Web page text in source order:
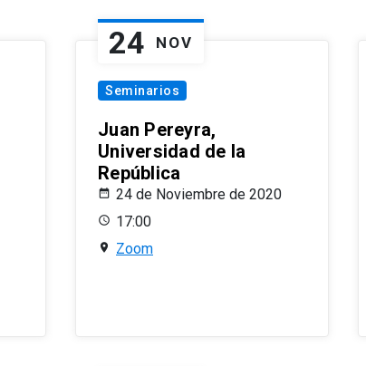
24 NOV
Seminarios
Juan Pereyra,
Universidad de la
República
24 de Noviembre de 2020
17:00
Zoom